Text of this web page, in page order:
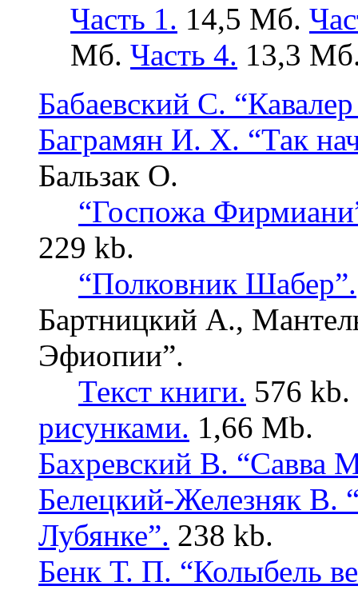
Часть 1. 14,5 Мб.
Мб. Часть 4. 13,3
Бабаевский С.
Баграмян И. Х. “Так
Бальзак О.
“Госпожа
229 kb.
“Полковник Шабер”.
Бартницкий А.,
Эфиопии”.
Текст книги. 576 kb.
рисунками. 1,66 Mb.
Бахревский В. “Савва
Белецкий-Железняк В.
Лубянке”. 238 kb.
Бенк Т. П. “Колыбель